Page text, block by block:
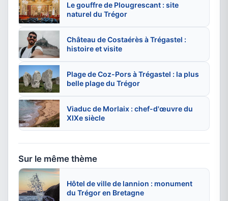
Le gouffre de Plougrescant : site
naturel du Trégor
Château de Costaérès à Trégastel :
histoire et visite
Plage de Coz-Pors à Trégastel : la plus
belle plage du Trégor
Viaduc de Morlaix : chef-d'œuvre du
XIXe siècle
Sur le même thème
Hôtel de ville de lannion : monument
du Trégor en Bretagne